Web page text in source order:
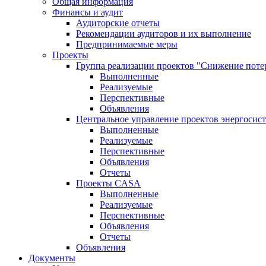
Финансы и аудит
Аудиторские отчеты
Рекомендации аудиторов и их выполнение
Предпринимаемые меры
Проекты
Группа реализации проектов "Снижение
Выполненные
Реализуемые
Перспективные
Объявления
Центральное управление проектов
Выполненные
Реализуемые
Перспективные
Объявления
Отчеты
Проекты CASA
Выполненные
Реализуемые
Перспективные
Объявления
Отчеты
Объявления
Документы